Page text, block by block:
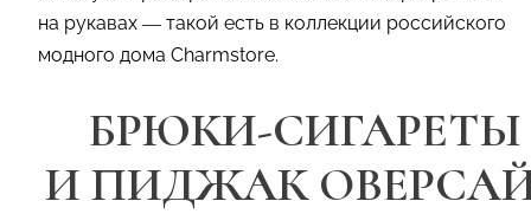
на рукавах — такой есть в коллекции российского
модного дома Charmstore.
БРЮКИ-СИГАРЕТЫ
И ПИДЖАК